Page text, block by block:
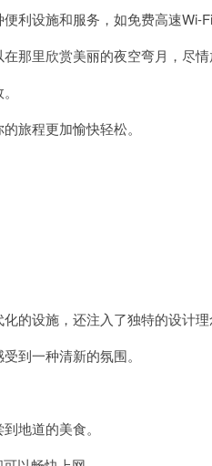
设施和服务，如免费高速Wi-Fi
里欣赏美丽的夜空弯月，尽情
旅程更加愉快轻松。
设施，还注入了独特的设计理
到一种清新的氛围。
地道的美食。